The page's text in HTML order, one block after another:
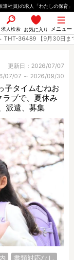
社員)の求人「わたしの保育」
メニュー
お気に入り
求人検索
THT-36489 【9月30日ま
更新日：2026/07/07
07/07 ～ 2026/09/30
子タイムむねお
ブで、夏休み
派遣、募集
書類対応なし
フ